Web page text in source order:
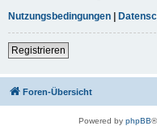
Nutzungsbedingungen |
Registrieren
Foren-Übersicht
Powered by phpBB